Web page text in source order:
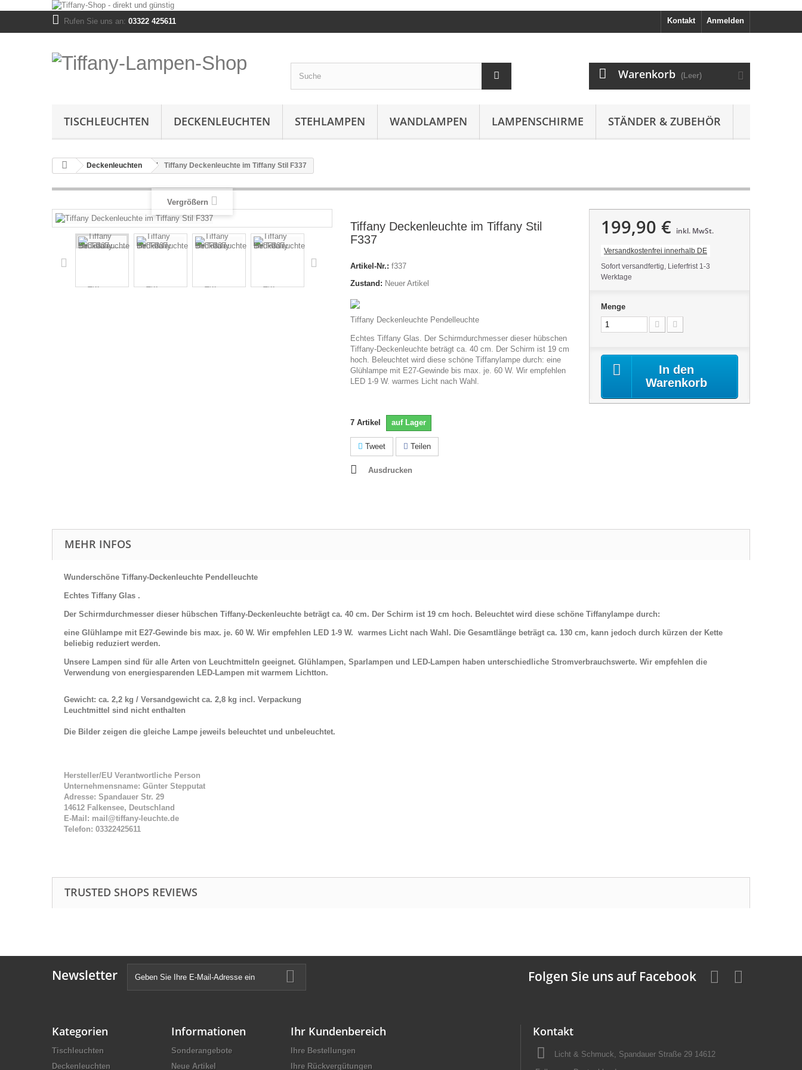
Anmelden
Kontakt
Rufen Sie uns an: 03322 425611
Warenkorb (Leer)
TISCHLEUCHTEN DECKENLEUCHTEN STEHLAMPEN WANDLAMPEN LAMPENSCHIRME STÄNDER & ZUBEHÖR
Deckenleuchten Tiffany Deckenleuchte im Tiffany Stil F337
Vergrößern
Tiffany Deckenleuchte im Tiffany Stil
F337
Artikel-Nr.: f337
Zustand: Neuer Artikel
Tiffany Deckenleuchte Pendelleuchte
Echtes Tiffany Glas. Der Schirmdurchmesser dieser hübschen
Tiffany-Deckenleuchte beträgt ca. 40 cm. Der Schirm ist 19 cm
hoch. Beleuchtet wird diese schöne Tiffanylampe durch: eine
Glühlampe mit E27-Gewinde bis max. je. 60 W. Wir empfehlen
LED 1-9 W. warmes Licht nach Wahl.
7 Artikel auf Lager
Tweet Teilen
Ausdrucken
199,90 € inkl. MwSt.
Versandkostenfrei innerhalb DE
Sofort versandfertig, Lieferfrist 1-3
Werktage
Menge
In den
Warenkorb
MEHR INFOS
Wunderschöne Tiffany-Deckenleuchte Pendelleuchte
Echtes Tiffany Glas .
Der Schirmdurchmesser dieser hübschen Tiffany-Deckenleuchte beträgt ca. 40 cm. Der Schirm ist 19 cm hoch. Beleuchtet wird diese schöne Tiffanylampe durch:
eine Glühlampe mit E27-Gewinde bis max. je. 60 W. Wir empfehlen LED 1-9 W. warmes Licht nach Wahl. Die Gesamtlänge beträgt ca. 130 cm, kann jedoch durch kürzen der Kette
beliebig reduziert werden.
Unsere Lampen sind für alle Arten von Leuchtmitteln geeignet. Glühlampen, Sparlampen und LED-Lampen haben unterschiedliche Stromverbrauchswerte. Wir empfehlen die
Verwendung von energiesparenden LED-Lampen mit warmem Lichtton.
Gewicht: ca. 2,2 kg / Versandgewicht ca. 2,8 kg incl. Verpackung
Leuchtmittel sind nicht enthalten
Die Bilder zeigen die gleiche Lampe jeweils beleuchtet und unbeleuchtet.
Hersteller/EU Verantwortliche Person
Unternehmensname: Günter Stepputat
Adresse: Spandauer Str. 29
14612 Falkensee, Deutschland
E-Mail: mail@tiffany-leuchte.de
Telefon: 03322425611
TRUSTED SHOPS REVIEWS
Newsletter Folgen Sie uns auf Facebook
Kategorien
Tischleuchten
Deckenleuchten
Informationen
Sonderangebote
Neue Artikel
Ihr Kundenbereich
Ihre Bestellungen
Ihre Rückvergütungen
Kontakt
Licht & Schmuck, Spandauer Straße 29 14612